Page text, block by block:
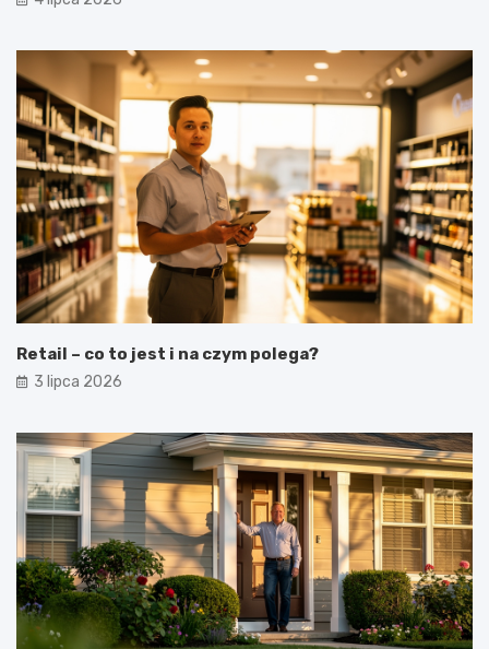
Retail – co to jest i na czym polega?
3 lipca 2026